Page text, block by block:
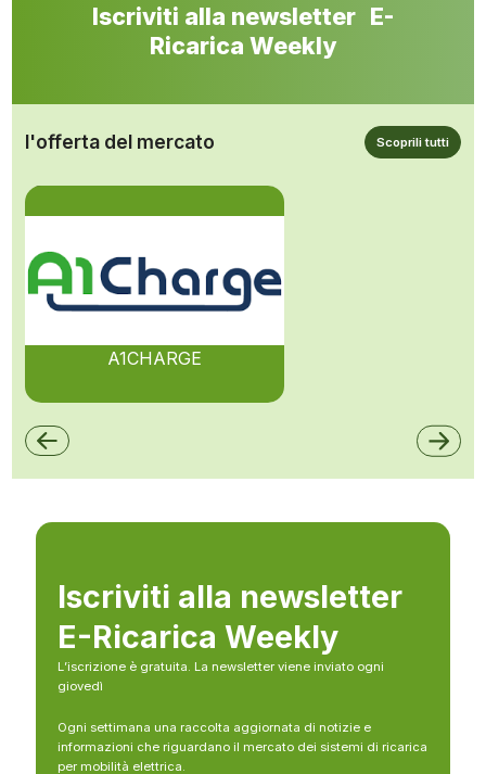
Iscriviti alla newsletter E-
Ricarica Weekly
l'offerta del mercato Scoprili tutti
A1CHARGE
Iscriviti alla newsletter
E-Ricarica Weekly
L’iscrizione è gratuita. La newsletter viene inviato ogni
giovedì
Ogni settimana una raccolta aggiornata di notizie e
informazioni che riguardano il mercato dei sistemi di ricarica
per mobilità elettrica.